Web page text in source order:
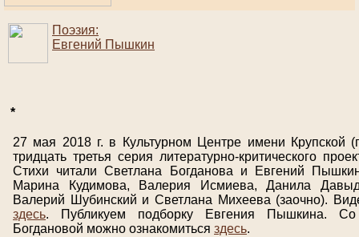
Поэзия:
Евгений Пышкин
*
27 мая 2018 г. в Культурном Центре имени Крупской
тридцать третья серия литературно-критического
Стихи читали Светлана Богданова и Евгений
Марина Кудимова, Валерия Исмиева, Данила
Валерий Шубинский и Светлана Михеева (заочно).
здесь. Публикуем подборку Евгения Пышкина.
Богдановой можно ознакомиться здесь.